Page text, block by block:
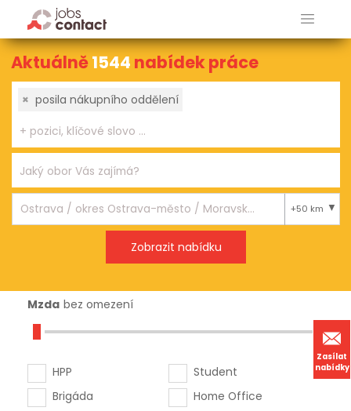
Zasílat
nabídky
Aktuálně1544 nabídek práce
× posila nákupního oddělení
+50 km
Mzda bez omezení
HPP
Brigáda
Student
Home Office